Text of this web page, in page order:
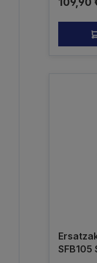
- die
SFB105